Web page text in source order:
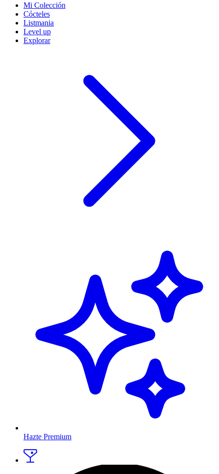
Mi Colección
Cócteles
Listmania
Level up
Explorar
Hazte Premium